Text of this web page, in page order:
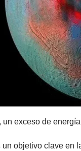
un exceso de
un objetivo clave en